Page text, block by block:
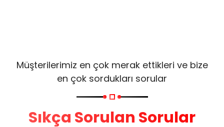
Müşterilerimiz en çok merak ettikleri ve bize
en çok sordukları sorular
Sıkça Sorulan Sorular